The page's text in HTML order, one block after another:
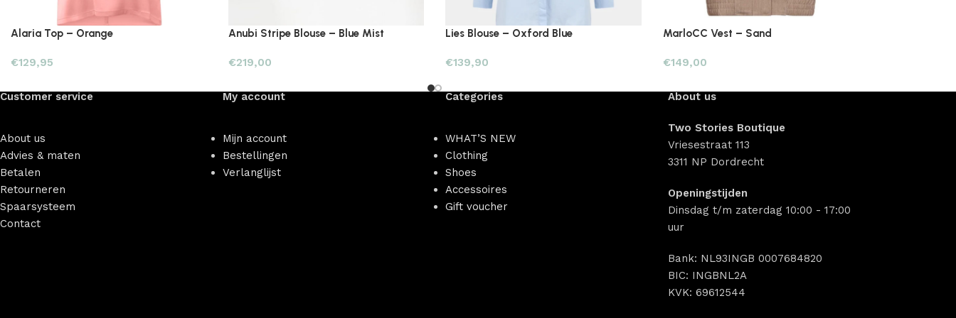
Alaria Top – Orange
€129,95
Anubi Stripe Blouse – Blue Mist
€219,00
Lies Blouse – Oxford Blue
€139,90
MarloCC Vest – Sand
€149,00
Customer service
About us
Advies & maten
Betalen
Retourneren
Spaarsysteem
Contact
My account
Mijn account
Bestellingen
Verlanglijst
Categories
WHAT’S NEW
Clothing
Shoes
Accessoires
Gift voucher
About us
Two Stories Boutique
Vriesestraat 113
3311 NP Dordrecht
Openingstijden
Dinsdag t/m zaterdag 10:00 - 17:00
uur
Bank: NL93INGB 0007684820
BIC: INGBNL2A
KVK: 69612544